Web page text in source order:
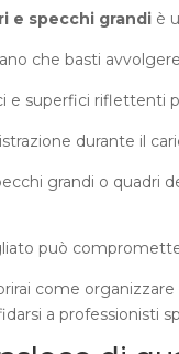
e specchi grandi è
che basti
e superfici
durante il
grandi o
può
come organizzare
a professionisti